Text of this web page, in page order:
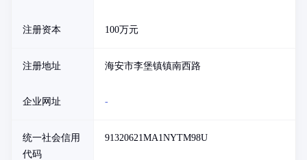
注册资本 100万元
注册地址 海安市李堡镇镇南西路
企业网址 -
统一社会信用
代码
91320621MA1NYTM98U